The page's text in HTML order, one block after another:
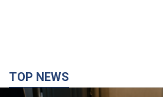
TOP NEWS